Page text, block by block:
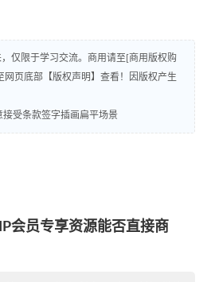
仅限于学习交流。商用请至[商用版权购
网页底部【版权声明】查看！因版权产生
接受条款签字插画扁平场景
会员专享资源能否直接商